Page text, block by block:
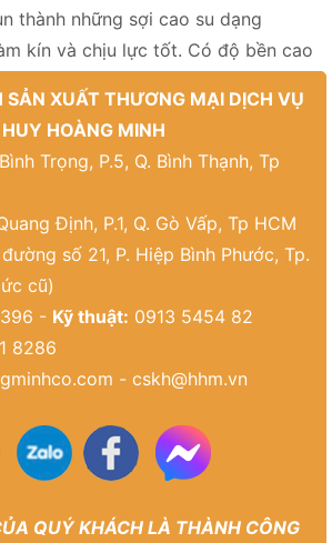
thành những sợi cao su dạng
kín và chịu lực tốt. Có độ bền cao
SẢN XUẤT THƯƠNG MẠI DỊCH VỤ
HUY HOÀNG MINH
Trọng, P.5, Q. Bình Thạnh, Tp
Định, P.1, Q. Gò Vấp, Tp HCM
số 21, P. Hiệp Bình Phước, Tp.
cũ)
- Kỹ thuật: 0913 5454 82
8286
- cskh@hhm.vn
QUÝ KHÁCH LÀ THÀNH CÔNG